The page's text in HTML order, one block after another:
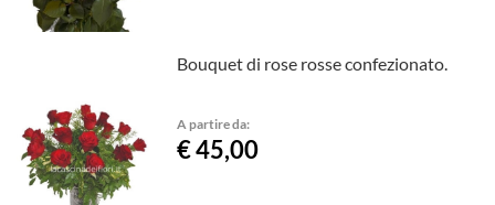
Bouquet di rose rosse confezionato.
A partire da:
€ 45,00